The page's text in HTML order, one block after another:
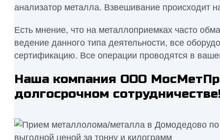
анализатор металла. Взвешивание происходит
Есть мнение, что на металлоприемках часто
ведение данного типа деятельности, все
сертификацию. Все операции проводятся в
Наша компания ООО
долгосрочном